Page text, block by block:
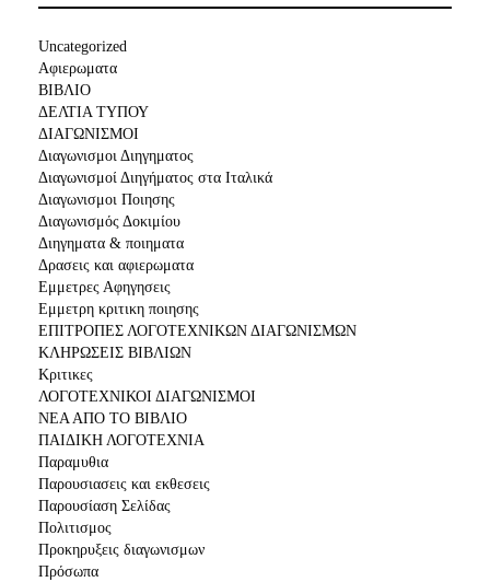
Uncategorized
Αφιερωματα
ΒΙΒΛΙΟ
ΔΕΛΤΙΑ ΤΥΠΟΥ
ΔΙΑΓΩΝΙΣΜΟΙ
Διαγωνισμοι Διηγηματος
Διαγωνισμοί Διηγήματος στα Ιταλικά
Διαγωνισμοι Ποιησης
Διαγωνισμός Δοκιμίου
Διηγηματα & ποιηματα
Δρασεις και αφιερωματα
Εμμετρες Αφηγησεις
Εμμετρη κριτικη ποιησης
ΕΠΙΤΡΟΠΕΣ ΛΟΓΟΤΕΧΝΙΚΩΝ ΔΙΑΓΩΝΙΣΜΩΝ
ΚΛΗΡΩΣΕΙΣ ΒΙΒΛΙΩΝ
Κριτικες
ΛΟΓΟΤΕΧΝΙΚΟΙ ΔΙΑΓΩΝΙΣΜΟΙ
ΝΕΑ ΑΠΟ ΤΟ ΒΙΒΛΙΟ
ΠΑΙΔΙΚΗ ΛΟΓΟΤΕΧΝΙΑ
Παραμυθια
Παρουσιασεις και εκθεσεις
Παρουσίαση Σελίδας
Πολιτισμος
Προκηρυξεις διαγωνισμων
Πρόσωπα